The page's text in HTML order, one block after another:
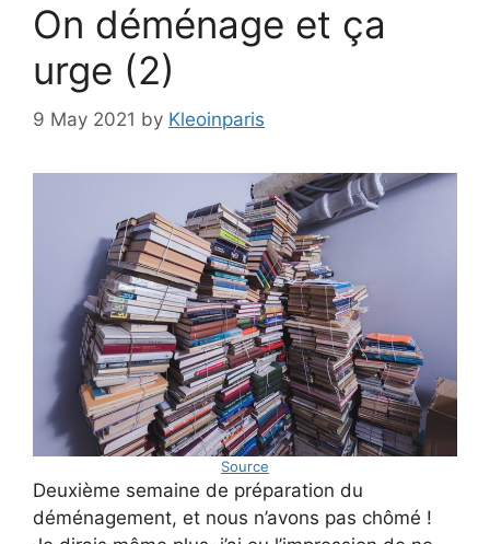
On déménage et ça
urge (2)
9 May 2021 by Kleoinparis
Source
Deuxième semaine de préparation du
déménagement, et nous n’avons pas chômé !